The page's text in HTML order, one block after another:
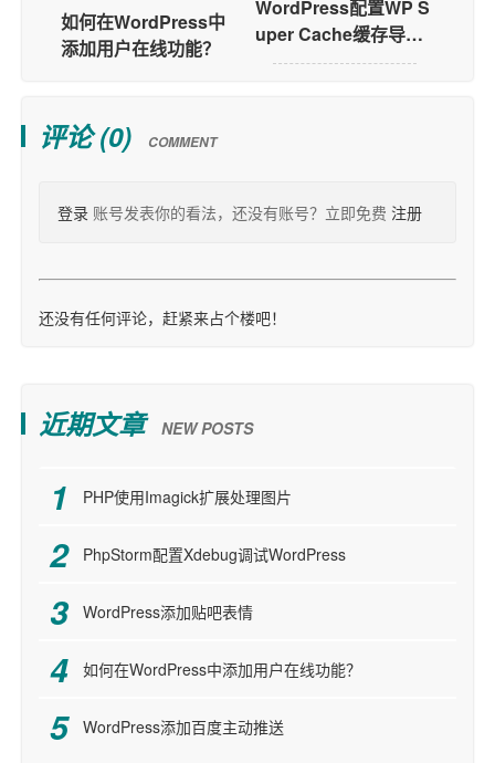
如何在WordPress中
添加用户在线功能？
WordPress配置WP S
uper Cache缓存导致
不计数的问题
评论 (0) COMMENT
登录 账号发表你的看法，还没有账号？立即免费 注册
还没有任何评论，赶紧来占个楼吧！
近期文章 NEW POSTS
PHP使用Imagick扩展处理图片
PhpStorm配置Xdebug调试WordPress
WordPress添加贴吧表情
如何在WordPress中添加用户在线功能？
WordPress添加百度主动推送